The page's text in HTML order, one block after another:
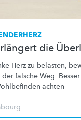
die
Herz zu belasten,
falsche Weg.
achten